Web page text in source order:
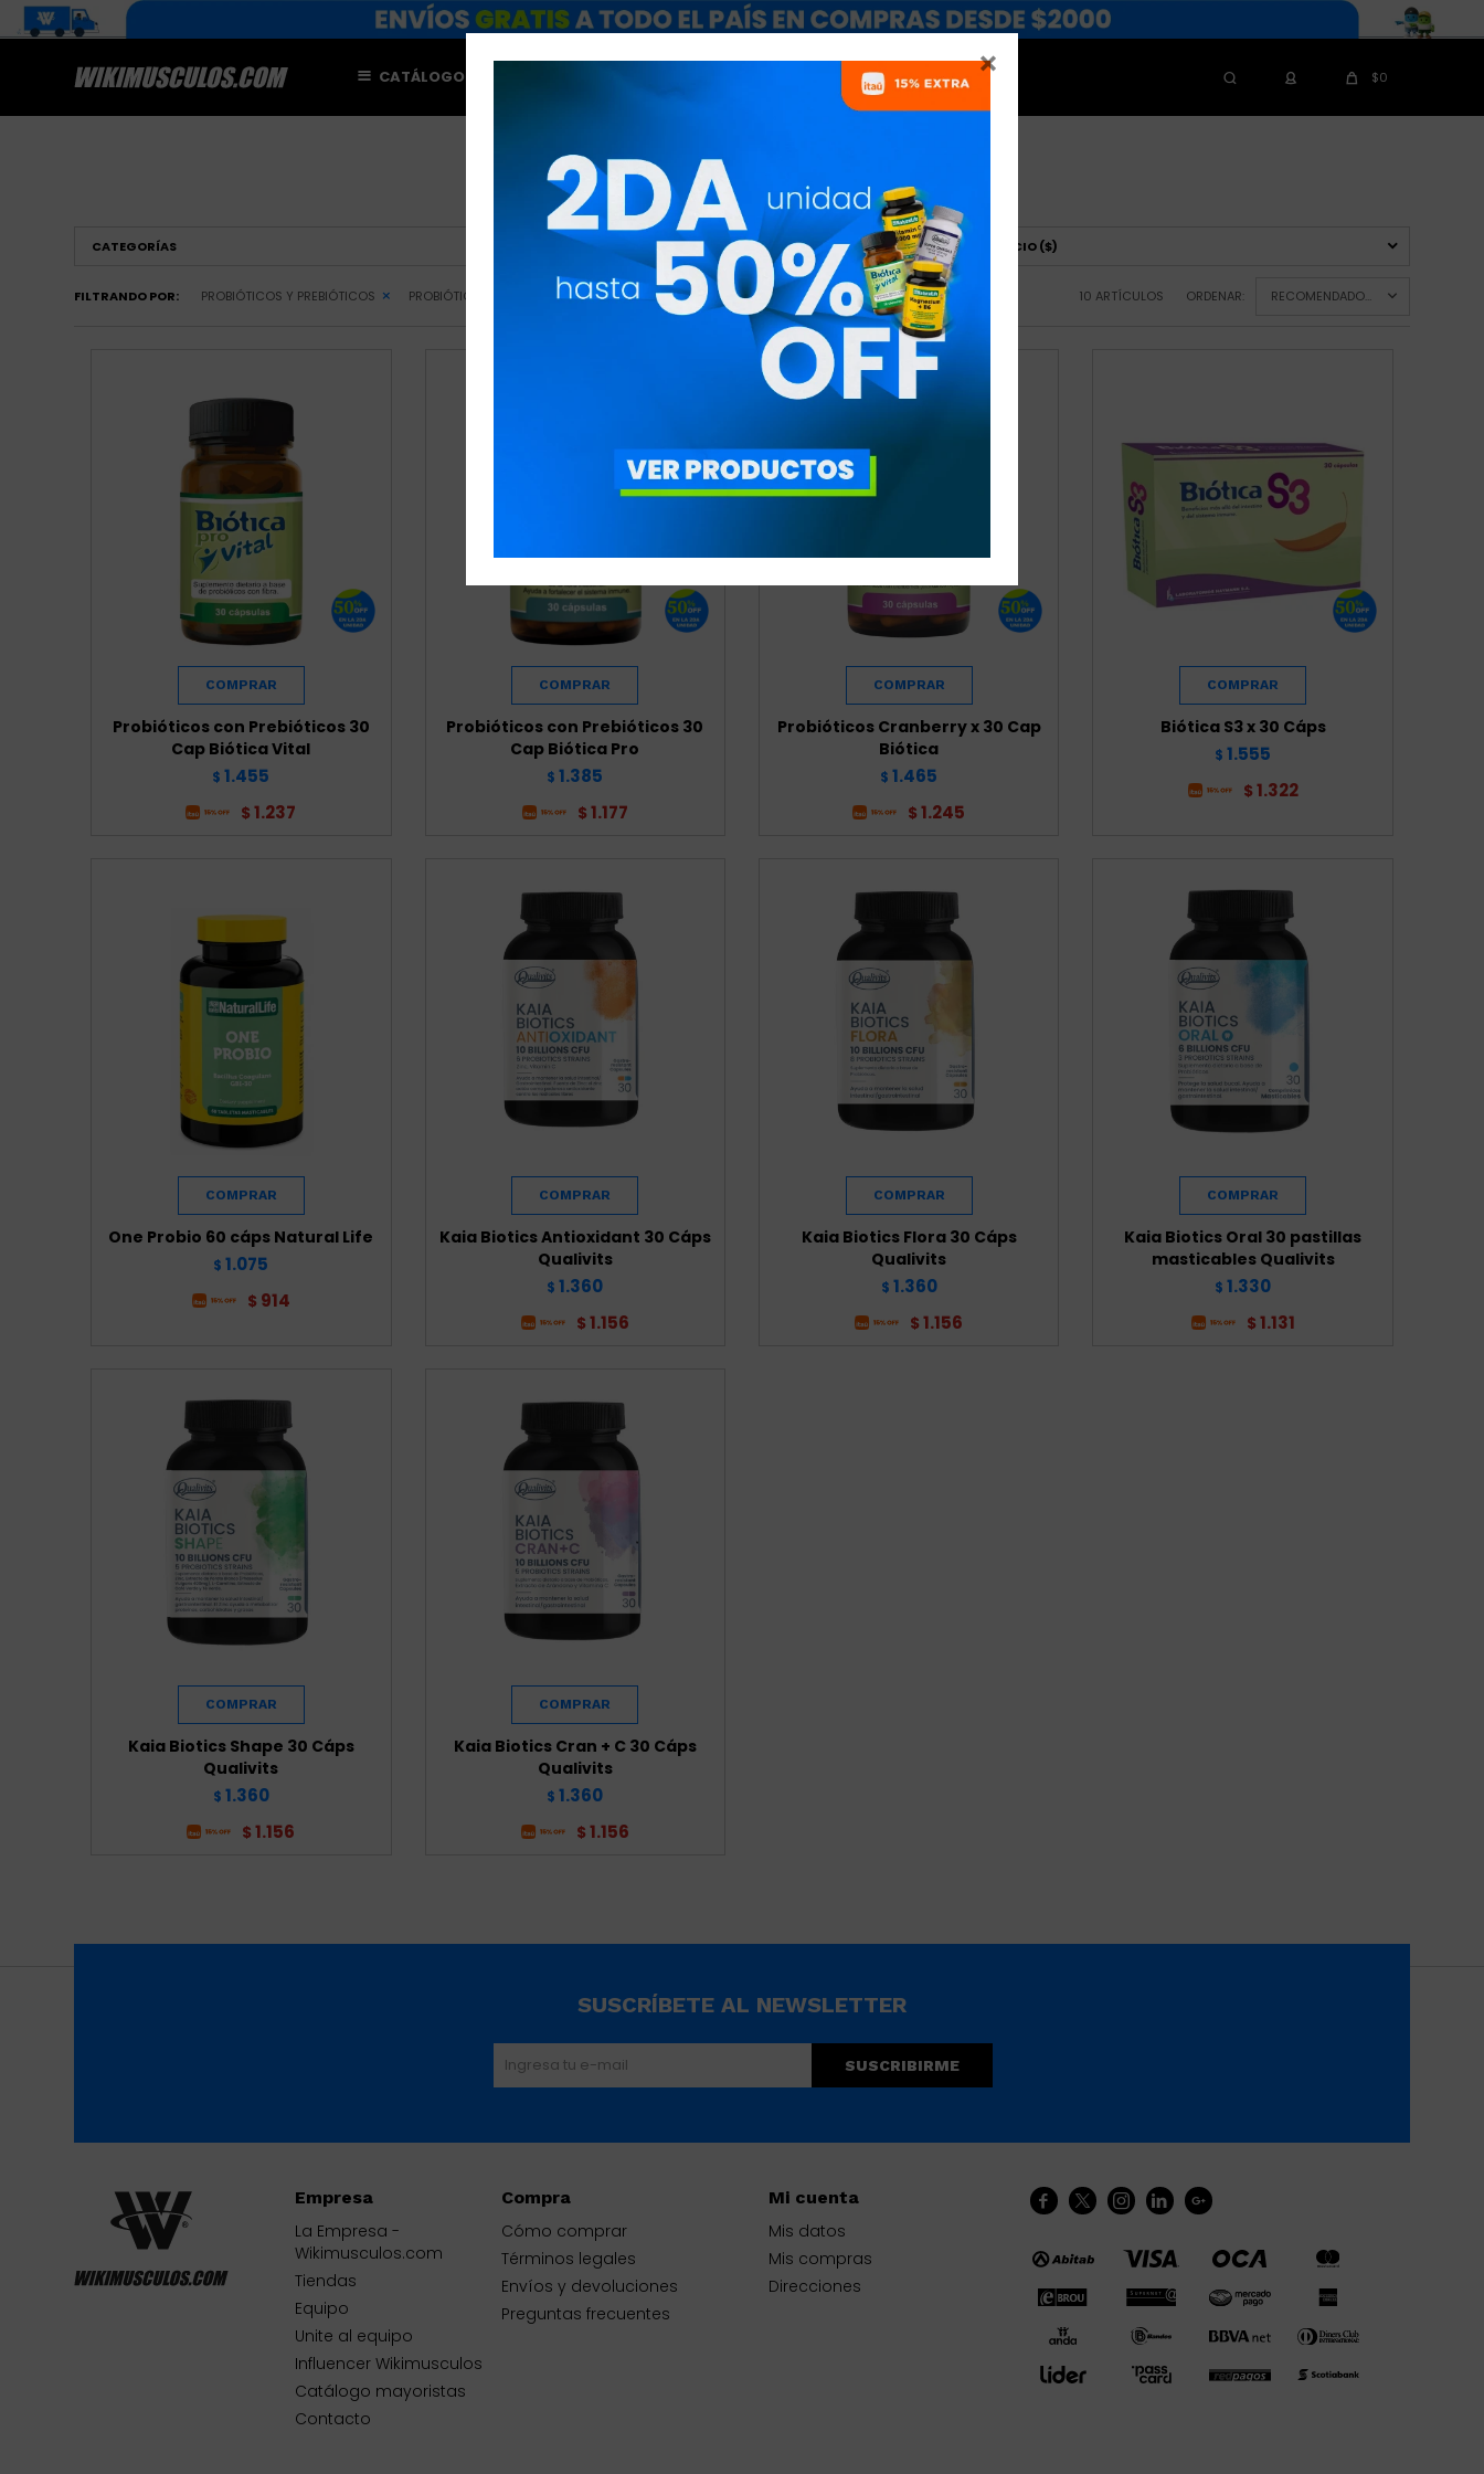

CATÁLOGO NUTRICIONISTAS $0
PROBIÓTICOS
CATEGORÍAS MARCAS PRECIO($)
FILTRANDO POR: PROBIÓTICOS Y PREBIÓTICOS PROBIÓTICOS QUITAR FILTROS 10 ARTÍCULOS ORDENAR: RECOMENDADOS
Probióticos con Prebióticos 30
Cap Biótica Vital
$ 1.455
$ 1.237
Probióticos con Prebióticos 30
Cap Biótica Pro
$ 1.385
$ 1.177
Probióticos Cranberry x 30 Cap
Biótica
$ 1.465
$ 1.245
Biótica S3 x 30 Cáps
$ 1.555
$ 1.322
One Probio 60 cáps Natural Life
$ 1.075
$ 914
Kaia Biotics Antioxidant 30 Cáps
Qualivits
$ 1.360
$ 1.156
Kaia Biotics Flora 30 Cáps
Qualivits
$ 1.360
$ 1.156
Kaia Biotics Oral 30 pastillas
masticables Qualivits
$ 1.330
$ 1.131
Kaia Biotics Shape 30 Cáps
Qualivits
$ 1.360
$ 1.156
Kaia Biotics Cran + C 30 Cáps
Qualivits
$ 1.360
$ 1.156
    
Empresa
La Empresa -
Wikimusculos.com
Tiendas
Equipo
Unite al equipo
Influencer Wikimusculos
Catálogo mayoristas
Contacto
Compra
Cómo comprar
Términos legales
Envíos y devoluciones
Preguntas frecuentes
Mi cuenta
Mis datos
Mis compras
Direcciones
SUSCRÍBETE AL NEWSLETTER
SUSCRIBIRME